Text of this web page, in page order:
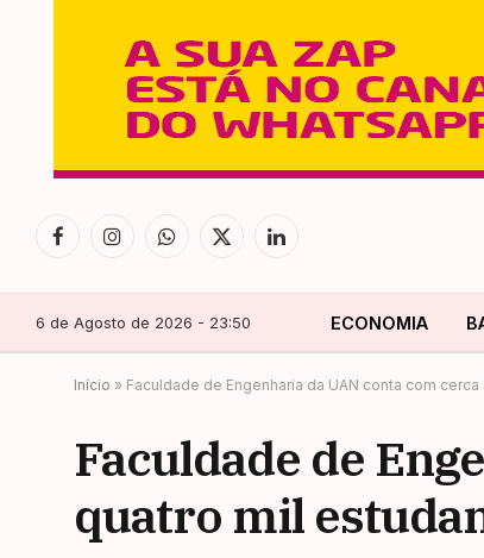
FacebookInstagramWhatsApp
X
LinkedIn
6 de Agosto de 2026 - 23:50 ECONOMIA
Início » Faculdade de Engenharia da UAN conta com
Faculdade de
quatro mil